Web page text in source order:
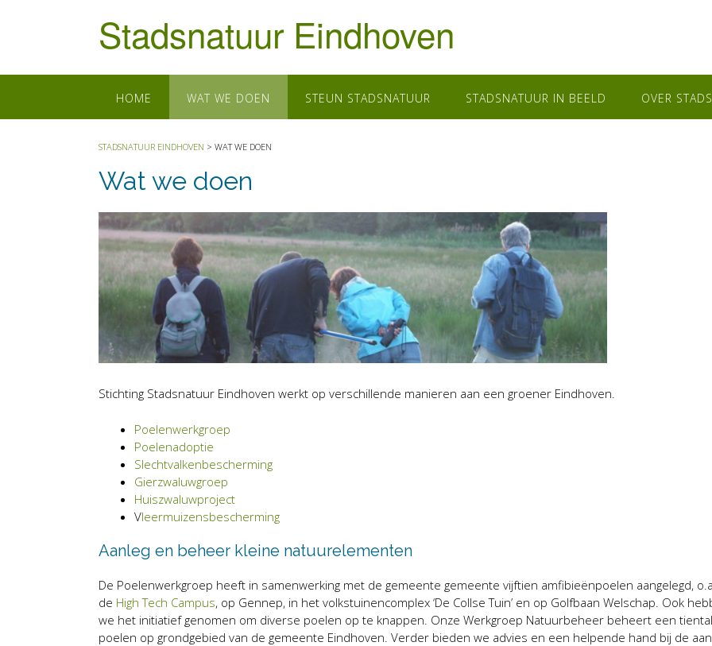
Stadsnatuur Eindhoven
HOME WAT WE DOEN STEUN STADSNATUUR STADSNATUUR IN BEELD OVER
STADSNATUUR EINDHOVEN > WAT WE DOEN
Wat we doen
Stichting Stadsnatuur Eindhoven werkt op verschillende manieren aan een groener Eindhoven.
Poelenwerkgroep
Poelenadoptie
Slechtvalkenbescherming
Gierzwaluwgroep
Huiszwaluwproject
Vleermuizensbescherming
Aanleg en beheer kleine natuurelementen
De Poelenwerkgroep heeft in samenwerking met de gemeente gemeente vijftien amfibieënpoelen aangelegd,
de High Tech Campus, op Gennep, in het volkstuinencomplex ‘De Collse Tuin’ en op Golfbaan Welschap. Ook
we het initiatief genomen om diverse poelen op te knappen. Onze Werkgroep Natuurbeheer beheert een tiental
poelen op grondgebied van de gemeente Eindhoven. Verder bieden we advies en een helpende hand bij de